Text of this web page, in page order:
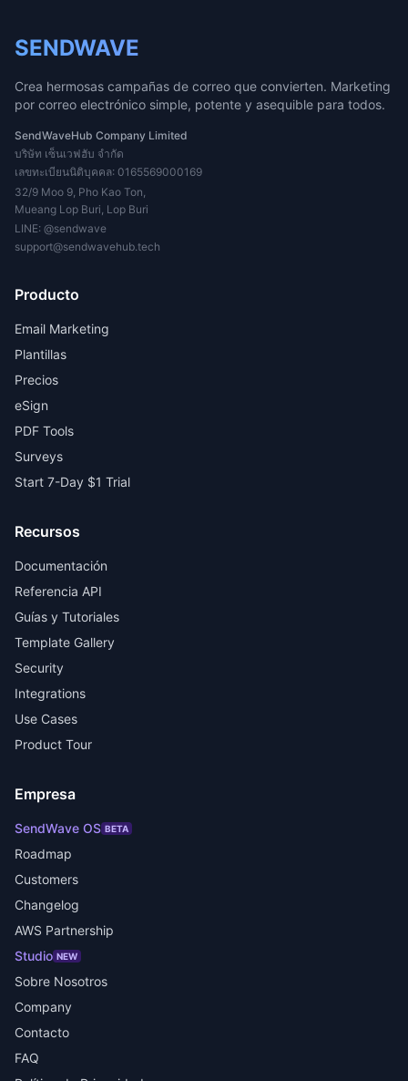
SENDWAVE
Crea hermosas campañas de correo que convierten. Marketing
por correo electrónico simple, potente y asequible para todos.
SendWaveHub Company Limited
บริษัท เซ็นเวฟฮับ จำกัด
เลขทะเบียนนิติบุคคล: 0165569000169
32/9 Moo 9, Pho Kao Ton,
Mueang Lop Buri, Lop Buri
LINE: @sendwave
support@sendwavehub.tech
Producto
Email Marketing
Plantillas
Precios
eSign
PDF Tools
Surveys
Start 7-Day $1 Trial
Recursos
Documentación
Referencia API
Guías y Tutoriales
Template Gallery
Security
Integrations
Use Cases
Product Tour
Empresa
SendWave OS BETA
Roadmap
Customers
Changelog
AWS Partnership
Studio NEW
Sobre Nosotros
Company
Contacto
FAQ